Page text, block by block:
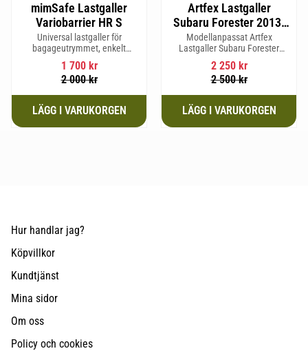
mimSafe Lastgaller
Variobarrier HR S
Universal lastgaller för
bagageutrymmet, enkelt
justerbar för att passa din bils
form för säker och trygg resa
med husdjur eller last.
1 700kr
2 000kr
Artfex Lastgaller
Subaru Forester 2013-
2019 Kaross SJ
Modellanpassat Artfex
Lastgaller Subaru Forester
2013-2019 Kaross SJ
2 250kr
2 500kr
Hur handlar jag?
Köpvillkor
Kundtjänst
Mina sidor
Om oss
Policy och cookies